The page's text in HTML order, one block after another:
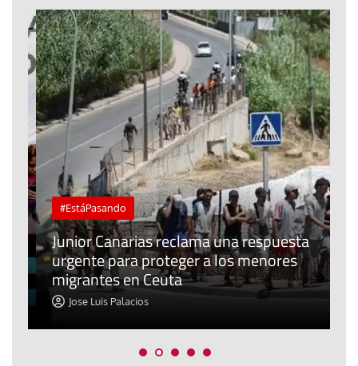
#EstáPasando
Junior Canarias reclama una respuesta
urgente para proteger a los menores
migrantes en Ceuta
Jose Luis Palacios